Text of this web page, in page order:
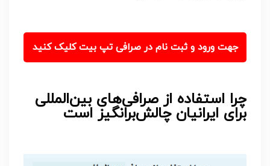
جهت ورود و ثبت نام در صرافی تپ بیت کلیک کنید
چرا استفاده از صرافی‌های بین‌المللی
برای ایرانیان چالش‌برانگیز است